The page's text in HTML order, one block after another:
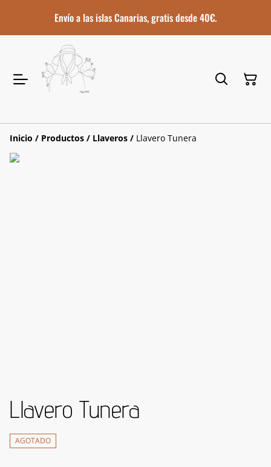
Envío a las islas Canarias, gratis desde 40€.
Inicio / Productos / Llaveros / Llavero Tunera
Llavero Tunera
AGOTADO